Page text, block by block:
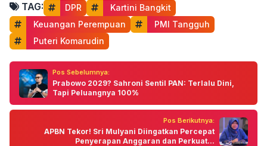
TAG: DPR
Kartini Bangkit
Keuangan Perempuan
PMI Tangguh
Puteri Komarudin
Pos Sebelumnya:
Prabowo 2029? Sahroni Sentil PAN: Terlalu Dini,
Tapi Peluangnya 100%
Pos Berikutnya:
APBN Tekor! Sri Mulyani Diingatkan Percepat
Penyerapan Anggaran dan Perkuat...